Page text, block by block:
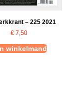
– 225 2021
€ 7,50
winkelmand